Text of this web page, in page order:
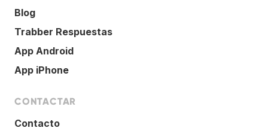
Blog
Trabber Respuestas
App Android
App iPhone
CONTACTAR
Contacto